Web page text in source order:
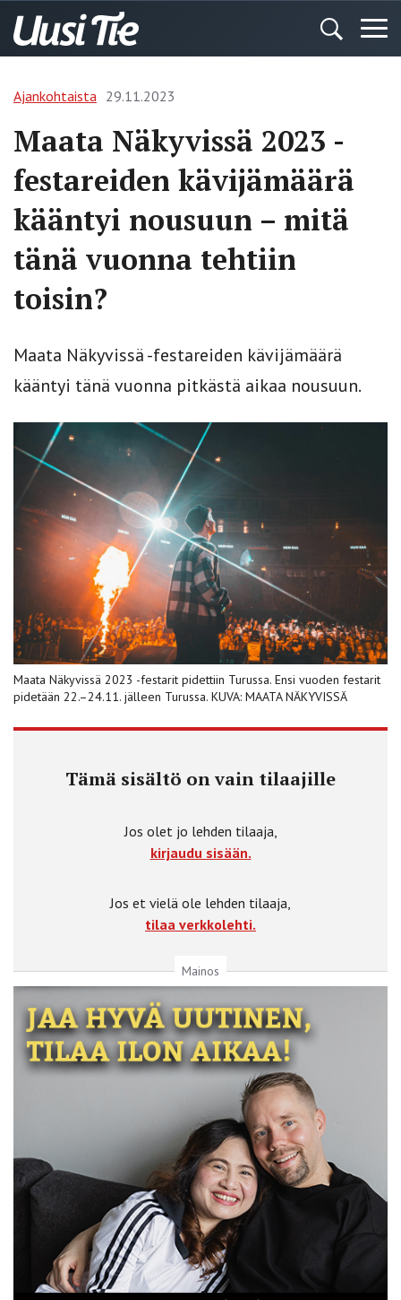
Ajankohtaista 29.11.2023
Maata Näkyvissä 2023 -
festareiden kävijämäärä
kääntyi nousuun – mitä
tänä vuonna tehtiin
toisin?
Maata Näkyvissä -festareiden kävijämäärä
kääntyi tänä vuonna pitkästä aikaa nousuun.
Maata Näkyvissä 2023 -festarit pidettiin Turussa. Ensi vuoden festarit
­pidetään 22.–24.11. jälleen Turussa. KUVA: MAATA NÄKYVISSÄ
Tämä sisältö on vain tilaajille
Jos olet jo lehden tilaaja,
kirjaudu sisään.
Jos et vielä ole lehden tilaaja,
tilaa verkkolehti.
Mainos